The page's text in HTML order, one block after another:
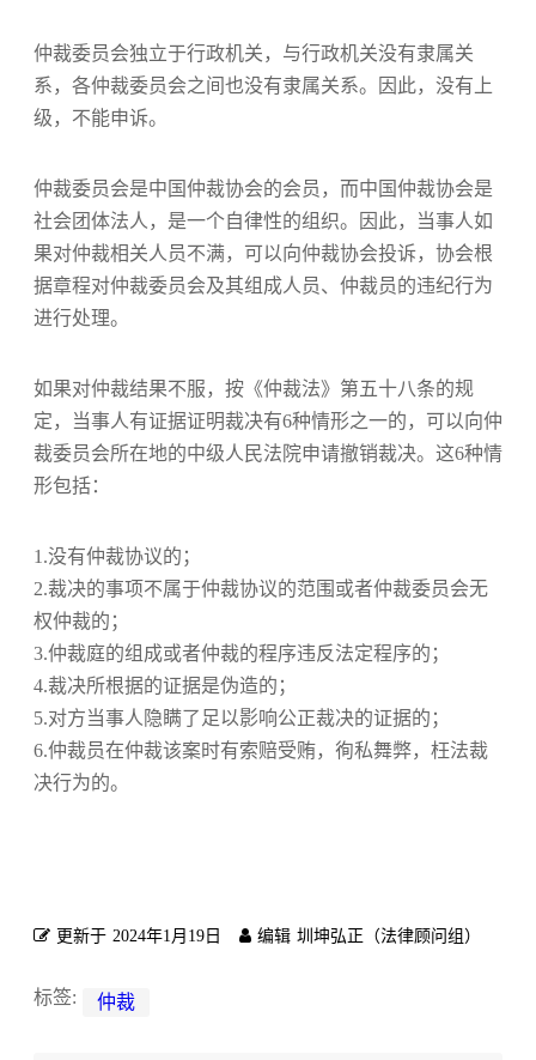
仲裁委员会独立于行政机关，与行政机关没有隶属关
系，各仲裁委员会之间也没有隶属关系。因此，没有上
级，不能申诉。
仲裁委员会是中国仲裁协会的会员，而中国仲裁协会是
社会团体法人，是一个自律性的组织。因此，当事人如
果对仲裁相关人员不满，可以向仲裁协会投诉，协会根
据章程对仲裁委员会及其组成人员、仲裁员的违纪行为
进行处理。
如果对仲裁结果不服，按《仲裁法》第五十八条的规
定，当事人有证据证明裁决有6种情形之一的，可以向仲
裁委员会所在地的中级人民法院申请撤销裁决。这6种情
形包括：
1.没有仲裁协议的；
2.裁决的事项不属于仲裁协议的范围或者仲裁委员会无
权仲裁的；
3.仲裁庭的组成或者仲裁的程序违反法定程序的；
4.裁决所根据的证据是伪造的；
5.对方当事人隐瞒了足以影响公正裁决的证据的；
6.仲裁员在仲裁该案时有索赔受贿，徇私舞弊，枉法裁
决行为的。
更新于 2024年1月19日 编辑 圳坤弘正（法律顾问组）
标签: 仲裁